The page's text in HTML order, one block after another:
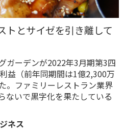
トとサイゼを引き離して
ガーデンが2022年3月期第3四
益（前年同期間は1億2,300万
。ファミリーレストラン業界
ないで黒字化を果たしている
ネス